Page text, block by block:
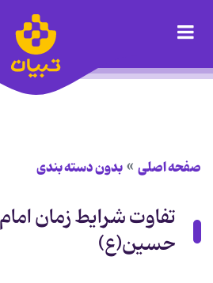
صفحه اصلی بدون دسته بندی
تفاوت شرايط زمان
حسين(ع)